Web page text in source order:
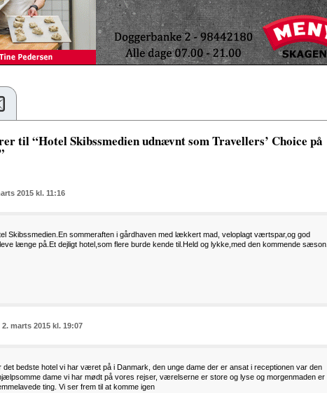
til “Hotel Skibssmedien udnævnt som Travellers’ Choice på
2015 kl. 11:16
Skibssmedien.En sommeraften i gårdhaven med lækkert mad, veloplagt værtspar,og god
længe på.Et dejligt hotel,som flere burde kende til.Held og lykke,med den kommende sæson.
2. marts 2015 kl. 19:07
det bedste hotel vi har været på i Danmark, den unge dame der er ansat i receptionen var den
dame vi har mødt på vores rejser, værelserne er store og lyse og morgenmaden er
ting. Vi ser frem til at komme igen